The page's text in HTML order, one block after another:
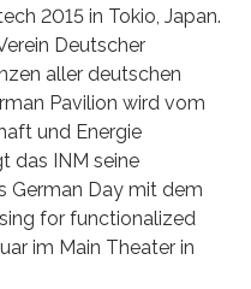
2015 in Tokio, Japan.
Deutscher
aller deutschen
Pavilion wird vom
und Energie
das INM seine
German Day mit dem
for functionalized
im Main Theater in